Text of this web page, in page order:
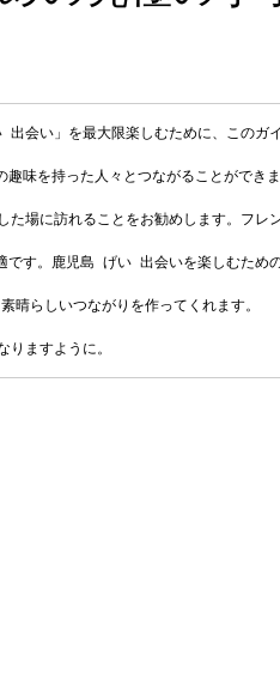
出会い 」を最大限楽しむために、このガ
味を持った人々とつながることがで
場に訪れることをお勧めします。フレ
す。鹿児島 げい 出会いを楽しむため
晴らしいつながりを作ってくれます。
ますように。